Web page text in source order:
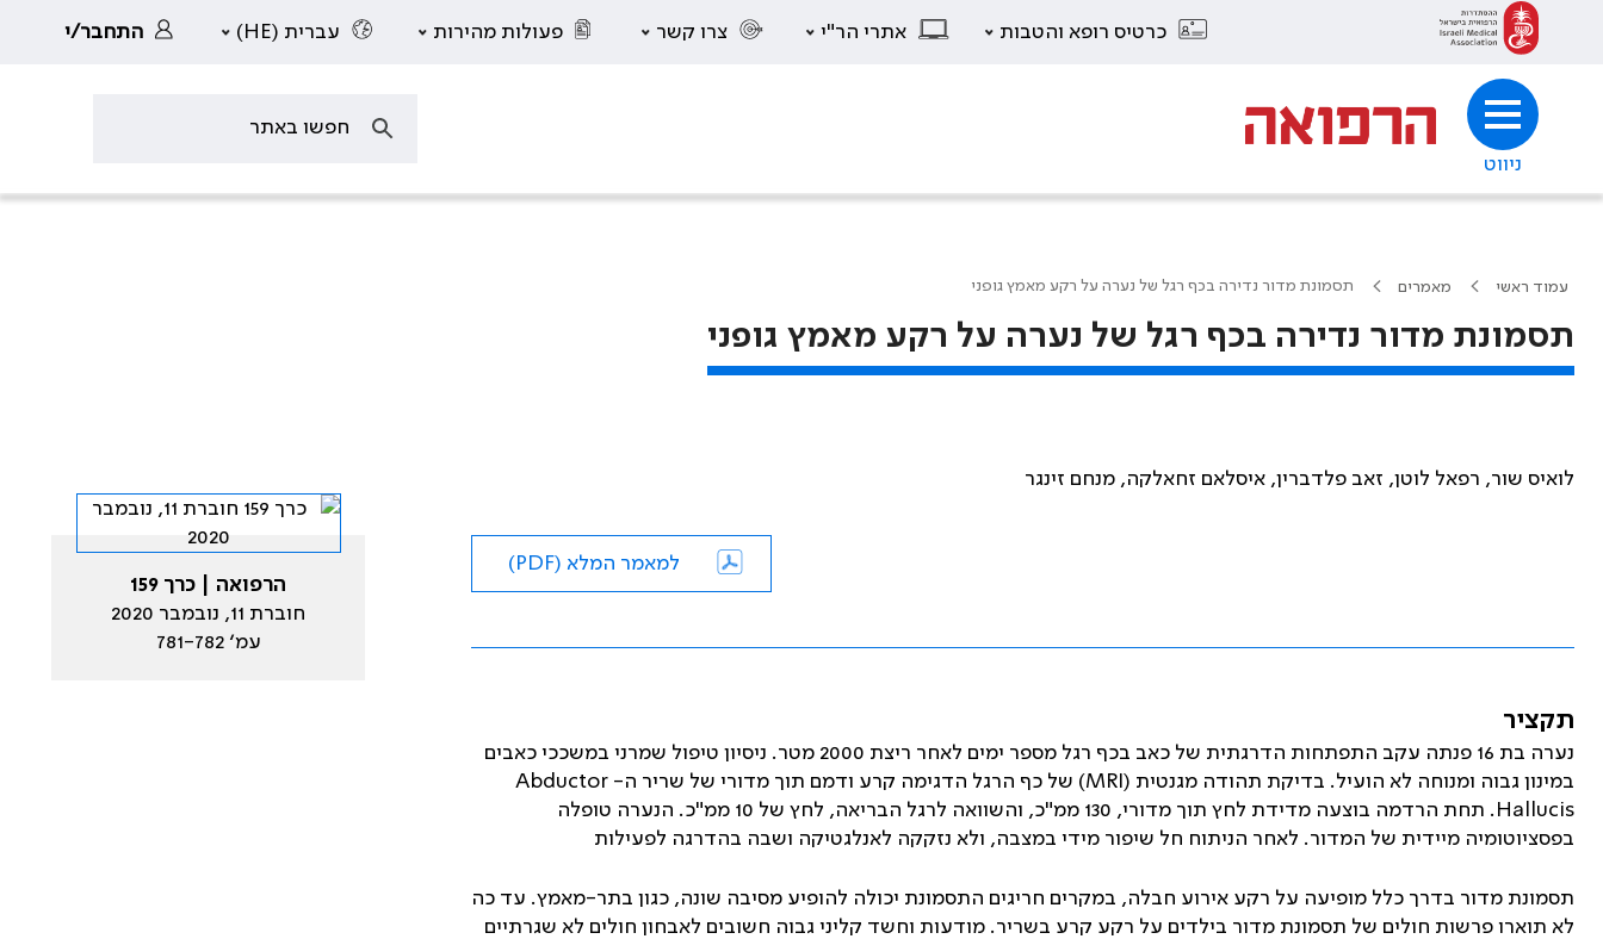
כרטיס רופא והטבות אתרי הר"י צרו קשר פעולות מהירות עברית (HE) התחבר/י
ניווט
עמוד ראשי מאמרים תסמונת מדור נדירה בכף רגל של נערה על רקע מאמץ גופני
תסמונת מדור נדירה בכף רגל של נערה על רקע מאמץ גופני
לואיס שור, רפאל לוטן, זאב פלדברין, איסלאם זחאלקה, מנחם זינגר
למאמר המלא (PDF)
תקציר
נערה בת 16 פנתה עקב התפתחות הדרגתית של כאב בכף רגל מספר ימים לאחר ריצת 2000 מטר. ניסיון טיפול שמרני במשככי כאבים
במינון גבוה ומנוחה לא הועיל. בדיקת תהודה מגנטית ( MRI) של כף הרגל הדגימה קרע ודמם תוך מדורי של שריר ה-Abductor
Hallucis
. תחת הרדמה בוצעה מדידת לחץ תוך מדורי, 130 ממ"כ, והשוואה לרגל הבריאה, לחץ של 10 ממ"כ. הנערה טופלה
בפסציוטומיה מיידית של המדור. לאחר הניתוח חל שיפור מידי במצבה, ולא נזקקה לאנלגטיקה ושבה בהדרגה לפעילות
תסמונת מדור בדרך כלל מופיעה על רקע אירוע חבלה, במקרים חריגים התסמונת יכולה להופיע מסיבה שונה, כגון בתר-מאמץ. עד כה
לא תוארו פרשות חולים של תסמונת מדור בילדים על רקע קרע בשריר. מודעות וחשד קליני גבוה חשובים לאבחון חולים לא שגרתיים
הרפואה | כרך 159
חוברת 11, נובמבר 2020
עמ׳ 781-782